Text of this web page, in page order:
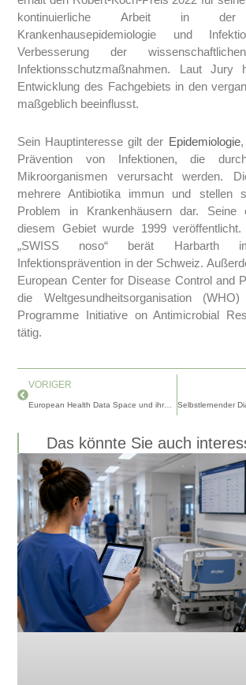
kontinuierliche Arbeit in der
Krankenhausepidemiologie und
Verbesserung der
Infektionsschutzmaßnahmen. Laut Jury
Entwicklung des Fachgebiets in den
maßgeblich beeinflusst.
Sein Hauptinteresse gilt der Epidemiologie,
Prävention von Infektionen, die
Mikroorganismen verursacht werden.
mehrere Antibiotika immun und stellen
Problem in Krankenhäusern dar. Seine
diesem Gebiet wurde 1999
„SWISS noso“ berät Harbarth
Infektionsprävention in der Schweiz.
European Center for Disease Control and
die Weltgesundheitsorganisation
Programme Initiative on Antimicrobial
tätig.
Prev
VORIGER
Das könnte Sie auch